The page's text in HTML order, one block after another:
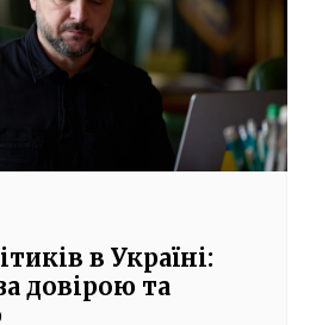
в Україні:
довірою та